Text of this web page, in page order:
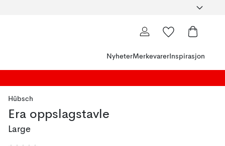
NyheterMerkevarer Inspirasjon
Hübsch
Era oppslagstavle
Large